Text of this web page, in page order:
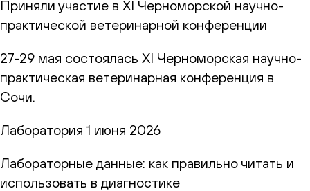
Приняли участие в XI Черноморской научно-
практической ветеринарной конференции
27-29 мая состоялась XI Черноморская научно-
практическая ветеринарная конференция в
Сочи.
Лаборатория 1 июня 2026
Лабораторные данные: как правильно читать и
использовать в диагностике